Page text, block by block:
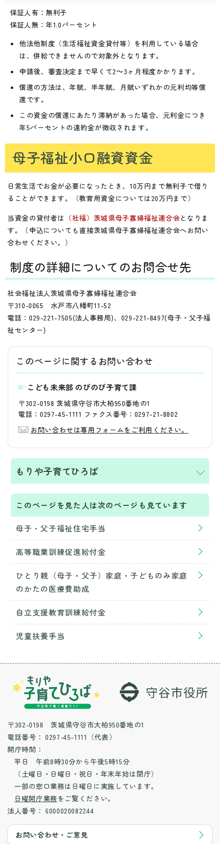
保証人有：無利子
保証人無：年1.0パーセント
他法他制度（生活福祉資金貸付等）を利用している場合
は、併給できませんので対象外となります。
申請後、審査決定まで早くて2～3ヶ月程度かかります。
償還の方法は、年賦、半年賦、月賦いずれかの元利均等償
還です。
この資金の償還にあたり滞納があった場合、元利金につき
年5パーセントの違約金が徴収されます。
母子福祉小口融資資金
日常生活でお金が必要になったとき、10万円まで無利子で借り
ることができます。（教育用資金については20万円まで）
当資金の貸付者は （社福）茨城県母子寡婦福祉連合会となりま
す。（申込についても直接茨城県母子寡婦福祉連合会へお問い
合わせください。）
制度の詳細についてのお問合せ先
社会福祉法人茨城県母子寡婦福祉連合会
〒310-0065 水戸市八幡町11-52
電話：029-221-7505(法人事務局)、029-221-8497(母子・父子福
祉センター)
このページに関する お問い合わせ
こども未来部 のびのび子育て課
〒302-0198 茨城県守谷市大柏950番地の1
電話：0297-45-1111 ファクス番号：0297-21-8802
お問い合わせは専用フォームをご利用ください。
もりや子育てひろば
このページを見た人は次のページも見ています
母子・父子福祉住宅手当
高等職業訓練促進給付金
ひとり親（母子・父子）家庭・子どものみ家庭
のかたの医療費助成
自立支援教育訓練給付金
児童扶養手当
〒302-0198 茨城県守谷市大柏950番地の1
電話番号： 0297-45-1111（代表）
開庁時間：
平日 午前8時30分から午後5時15分
（土曜日・日曜日・祝日・年末年始は閉庁）
一部の窓口業務は日曜日に実施しています。
日曜開庁業務をご覧ください。
法人番号： 6000020082244
お問い合わせ・ご意見